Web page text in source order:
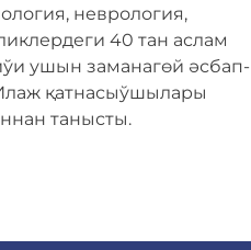
неврология,
40 тан аслам
ушын заманагөй әсбап-
қатнасыўшылары
танысты.